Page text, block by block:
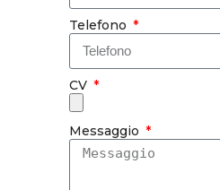
Telefono
CV
Messaggio